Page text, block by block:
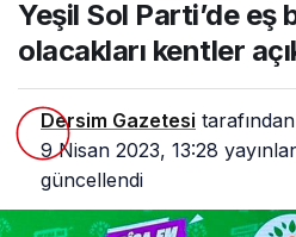
Yeşil Sol Parti’de eş
olacakları kentler
Dersim Gazetesi
9 Nisan 2023, 13:28
güncellendi